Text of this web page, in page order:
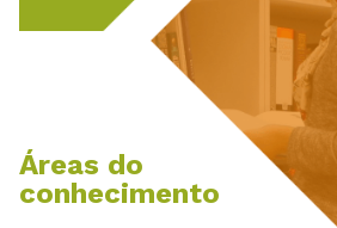
Áreas do
conhecimento